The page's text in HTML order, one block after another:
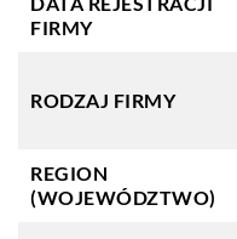
FIRMY
RODZAJ FIRMY
REGION
(WOJEWÓDZTWO)